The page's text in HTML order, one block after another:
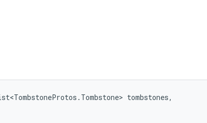
tombstones,